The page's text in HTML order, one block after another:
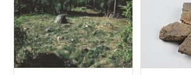
poster
och
teman